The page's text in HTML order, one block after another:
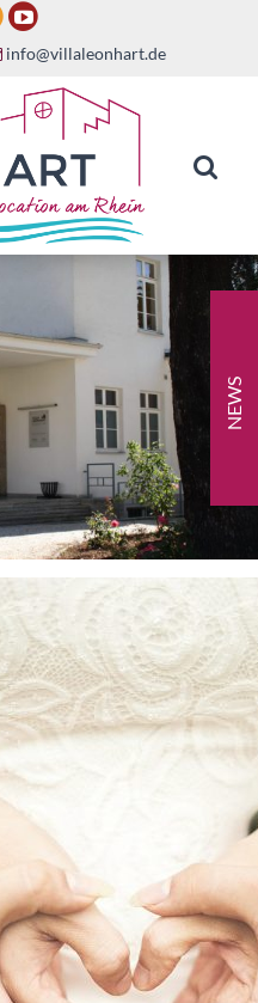
info@villaleonhart.de
NEWS